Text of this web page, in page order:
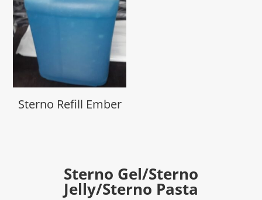
Sterno Refill Ember
Sterno Gel/Sterno
Jelly/Sterno Pasta